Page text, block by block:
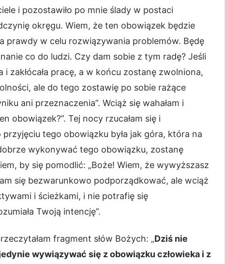
i pozostawiło po mnie ślady w postaci
okręgu. Wiem, że ten obowiązek będzie
prawdy w celu rozwiązywania problemów. Będę
co do ludzi. Czy dam sobie z tym radę? Jeśli
zakłócała pracę, a w końcu zostanę zwolniona,
ale do tego zostawię po sobie rażące
ani przeznaczenia”. Wciąż się wahałam i
obowiązek?”. Tej nocy rzucałam się i
tego obowiązku była jak góra, która na
wykonywać tego obowiązku, zostanę
by się pomodlić: „Boże! Wiem, że wywyższasz
się bezwarunkowo podporządkować, ale wciąż
i ścieżkami, i nie potrafię się
Twoją intencję”.
fragment słów Bożych: „Dziś nie
wywiązywać się z obowiązku człowieka i z